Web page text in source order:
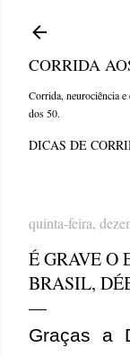
CORRIDA
Corrida, neurociência
dos 50.
DICAS DE
quinta-feira,
É GRAVE O
BRASIL,
Graças a